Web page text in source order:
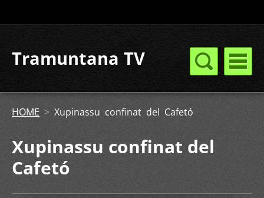
Tramuntana TV
HOME > Xupinassu confinat del Cafetó
Xupinassu confinat del
Cafetó